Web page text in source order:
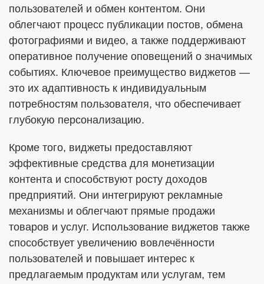
пользователей и обмен контентом. Они
облегчают процесс публикации постов, обмена
фотографиями и видео, а также поддерживают
оперативное получение оповещений о значимых
событиях. Ключевое преимущество виджетов —
это их адаптивность к индивидуальным
потребностям пользователя, что обеспечивает
глубокую персонализацию.
Кроме того, виджеты предоставляют
эффективные средства для монетизации
контента и способствуют росту доходов
предприятий. Они интегрируют рекламные
механизмы и облегчают прямые продажи
товаров и услуг. Использование виджетов также
способствует увеличению вовлечённости
пользователей и повышает интерес к
предлагаемым продуктам или услугам, тем